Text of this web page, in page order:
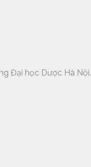
Đại học Dược Hà Nội.